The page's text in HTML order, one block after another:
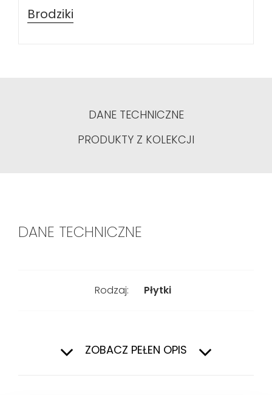
Brodziki
DANE TECHNICZNE
PRODUKTY Z KOLEKCJI
DANE TECHNICZNE
Rodzaj: Płytki
ZOBACZ PEŁEN OPIS